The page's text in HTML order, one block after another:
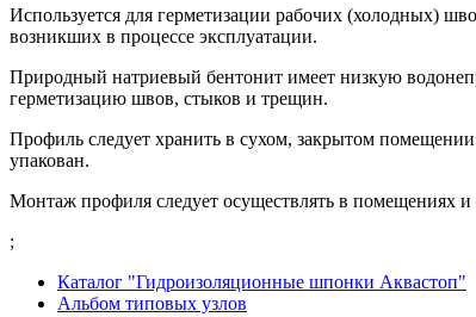
Используется для герметизации рабочих (холодных)
возникших в процессе эксплуатации.
Природный натриевый бентонит имеет низкую
герметизацию швов, стыков и трещин.
Профиль следует хранить в сухом, закрытом
упакован.
Монтаж профиля следует осуществлять в помещениях
;
Каталог "Гидроизоляционные шпонки Аквастоп"
Альбом типовых узлов